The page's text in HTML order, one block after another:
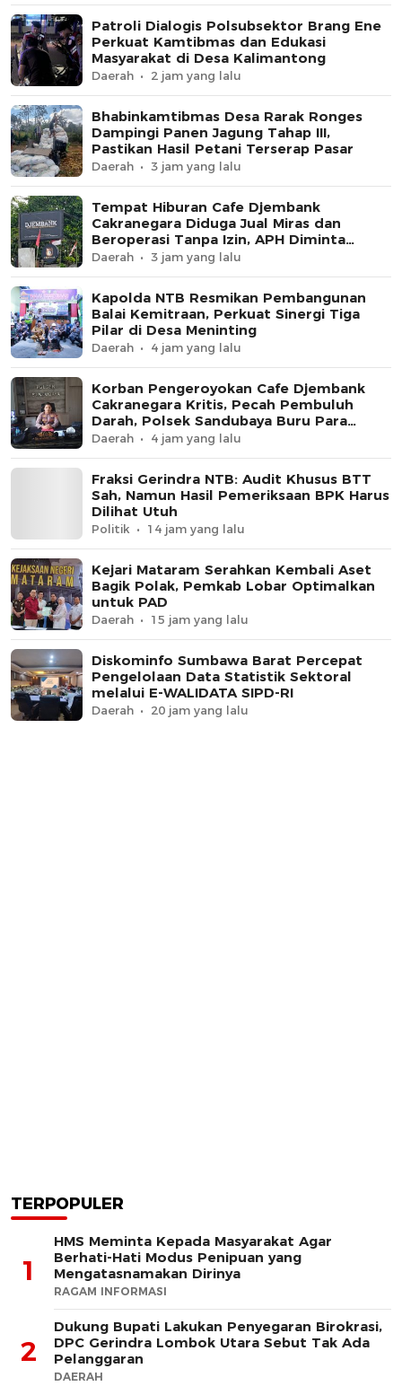
Patroli Dialogis Polsubsektor Brang Ene
Perkuat Kamtibmas dan Edukasi
Masyarakat di Desa Kalimantong
Daerah 2 jam yang lalu
Bhabinkamtibmas Desa Rarak Ronges
Dampingi Panen Jagung Tahap III,
Pastikan Hasil Petani Terserap Pasar
Daerah 3 jam yang lalu
Tempat Hiburan Cafe Djembank
Cakranegara Diduga Jual Miras dan
Beroperasi Tanpa Izin, APH Diminta
Segera Bertindak
Daerah 3 jam yang lalu
Kapolda NTB Resmikan Pembangunan
Balai Kemitraan, Perkuat Sinergi Tiga
Pilar di Desa Meninting
Daerah 4 jam yang lalu
Korban Pengeroyokan Cafe Djembank
Cakranegara Kritis, Pecah Pembuluh
Darah, Polsek Sandubaya Buru Para
Pelaku.
Daerah 4 jam yang lalu
Fraksi Gerindra NTB: Audit Khusus BTT
Sah, Namun Hasil Pemeriksaan BPK Harus
Dilihat Utuh
Politik 14 jam yang lalu
Kejari Mataram Serahkan Kembali Aset
Bagik Polak, Pemkab Lobar Optimalkan
untuk PAD
Daerah 15 jam yang lalu
Diskominfo Sumbawa Barat Percepat
Pengelolaan Data Statistik Sektoral
melalui E-WALIDATA SIPD-RI
Daerah 20 jam yang lalu
TERPOPULER
1
HMS Meminta Kepada Masyarakat Agar
Berhati-Hati Modus Penipuan yang
Mengatasnamakan Dirinya
RAGAM INFORMASI
2
Dukung Bupati Lakukan Penyegaran Birokrasi,
DPC Gerindra Lombok Utara Sebut Tak Ada
Pelanggaran
DAERAH